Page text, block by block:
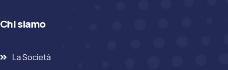
Chi siamo
La Società